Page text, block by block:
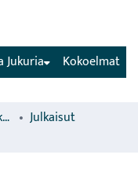
Kokoelmat
Jukuria
Luonnonvarakeskuksen julkaisut
Julkaisut